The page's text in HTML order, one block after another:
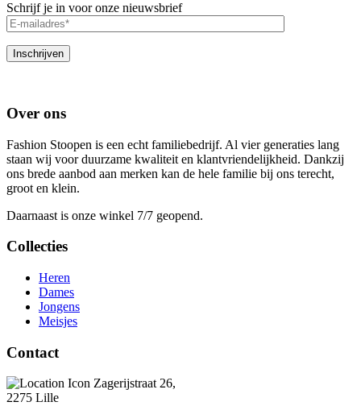
Schrijf je in voor onze nieuwsbrief
Over ons
Fashion Stoopen is een echt familiebedrijf. Al vier generaties lang
staan wij voor duurzame kwaliteit en klantvriendelijkheid. Dankzij
ons brede aanbod aan merken kan de hele familie bij ons terecht,
groot en klein.
Daarnaast is onze winkel 7/7 geopend.
Collecties
Heren
Dames
Jongens
Meisjes
Contact
Zagerijstraat 26,
2275 Lille